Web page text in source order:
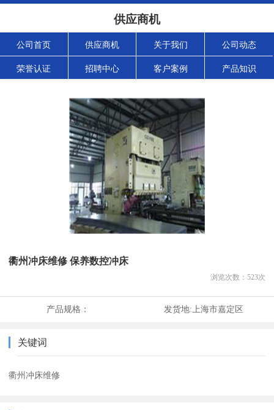
供应商机
公司首页 供应商机 关于我们 公司动态
荣誉认证 招聘中心 客户案例 产品知识
衢州冲床维修 保养数控冲床
浏览次数： 523次
产品规格： 发货地: 上海市嘉定区
关键词
衢州冲床维修